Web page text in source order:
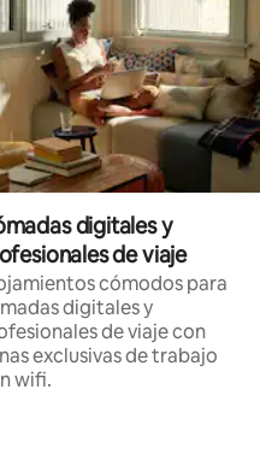
digitales y
de viaje
cómodos para
digitales y
de viaje con
exclusivas de trabajo
wifi.